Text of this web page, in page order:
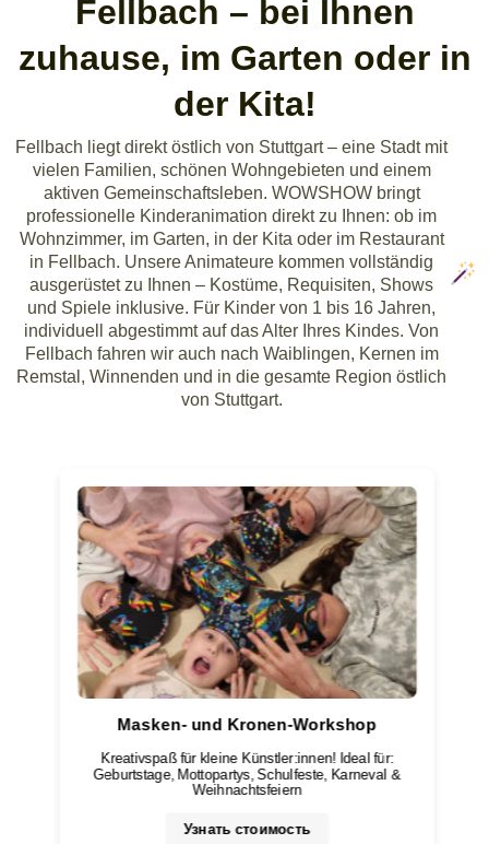
Fellbach – bei Ihnen
zuhause, im Garten oder in
der Kita!
Fellbach liegt direkt östlich von Stuttgart – eine Stadt mit
vielen Familien, schönen Wohngebieten und einem
aktiven Gemeinschaftsleben. WOWSHOW bringt
professionelle Kinderanimation direkt zu Ihnen: ob im
Wohnzimmer, im Garten, in der Kita oder im Restaurant
in Fellbach. Unsere Animateure kommen vollständig
ausgerüstet zu Ihnen – Kostüme, Requisiten, Shows
und Spiele inklusive. Für Kinder von 1 bis 16 Jahren,
individuell abgestimmt auf das Alter Ihres Kindes. Von
Fellbach fahren wir auch nach Waiblingen, Kernen im
Remstal, Winnenden und in die gesamte Region östlich
von Stuttgart.
Masken- und Kronen-Workshop
Kreativspaß für kleine Künstler:innen! Ideal für:
Geburtstage, Mottopartys, Schulfeste, Karneval &
Weihnachtsfeiern
Узнать стоимость